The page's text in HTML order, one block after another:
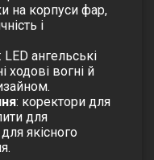
на корпуси фар,
і
: LED ангельські
ходові вогні й
: коректори для
для
якісного